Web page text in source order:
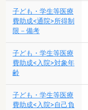
子ども・学生等医療
費助成<通院>所得制
限－備考
子ども・学生等医療
費助成<入院>対象年
齢
子ども・学生等医療
費助成<入院>自己負